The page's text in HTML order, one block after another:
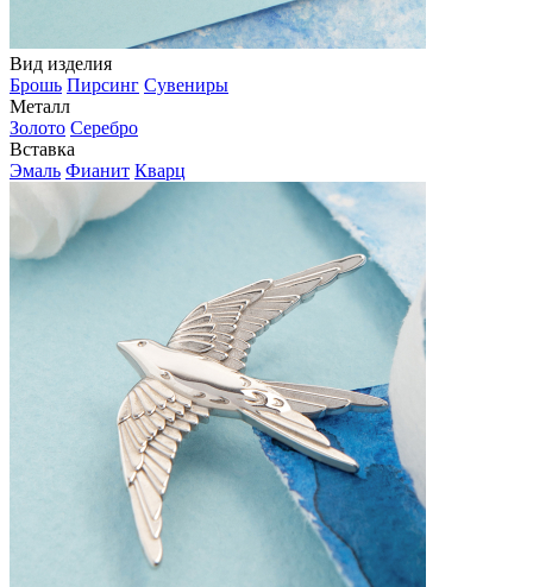
Вид изделия
Брошь Пирсинг Сувениры
Металл
Золото Серебро
Вставка
Эмаль Фианит Кварц